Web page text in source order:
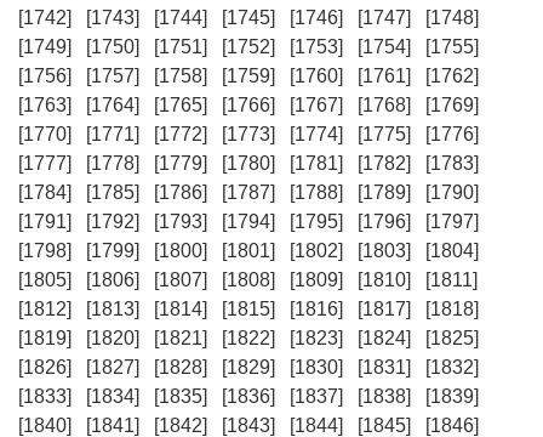
[1742]
[1743] [1744] [1745] [1746] [1747]
[1748]
[1749]
[1750] [1751] [1752] [1753] [1754]
[1755]
[1756]
[1757] [1758] [1759] [1760] [1761]
[1762]
[1763]
[1764] [1765] [1766] [1767] [1768]
[1769]
[1770]
[1771] [1772] [1773] [1774] [1775]
[1776]
[1777]
[1778] [1779] [1780] [1781] [1782]
[1783]
[1784]
[1785] [1786] [1787] [1788] [1789]
[1790]
[1791]
[1792] [1793] [1794] [1795] [1796]
[1797]
[1798]
[1799] [1800] [1801] [1802] [1803]
[1804]
[1805]
[1806] [1807] [1808] [1809] [1810]
[1811]
[1812]
[1813] [1814] [1815] [1816] [1817]
[1818]
[1819]
[1820] [1821] [1822] [1823] [1824]
[1825]
[1826]
[1827] [1828] [1829] [1830] [1831]
[1832]
[1833]
[1834] [1835] [1836] [1837] [1838]
[1839]
[1840]
[1841] [1842] [1843] [1844] [1845]
[1846]